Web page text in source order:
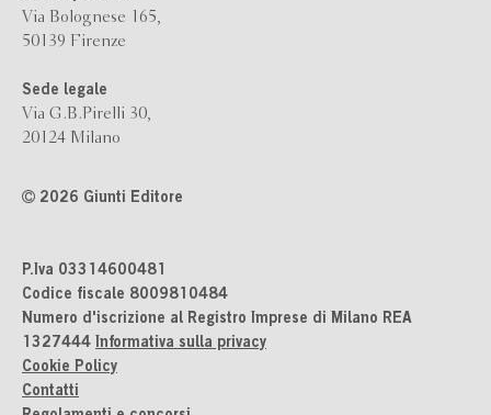
Via Bolognese 165,
50139 Firenze
Sede legale
Via G.B.Pirelli 30,
20124 Milano
2026 Giunti Editore
P.Iva 03314600481
Codice fiscale 8009810484
Numero d'iscrizione al Registro Imprese di Milano REA
1327444 Informativa sulla privacy
Cookie Policy
Contatti